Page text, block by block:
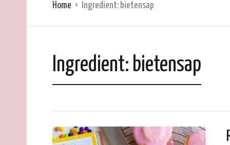
Home Ingredient: bietensap
Ingredient: bietensap